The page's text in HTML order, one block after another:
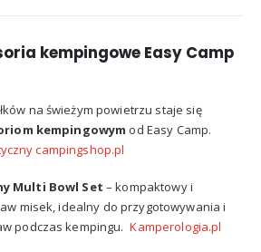
kempingowe Easy Camp
na świeżym powietrzu staje się
kempingowym od Easy Camp.
campingshop.pl
Multi Bowl Set –kompaktowy i
misek, idealny do przygotowywania i
podczas kempingu. Kamperologia.pl